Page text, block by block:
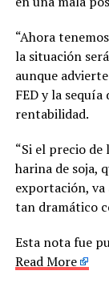
“Ahora
la situación
aunque
FED y la
rentabilidad.
“Si el precio de
harina de soja,
exportación, va
tan dramático
Esta nota fue
Read More